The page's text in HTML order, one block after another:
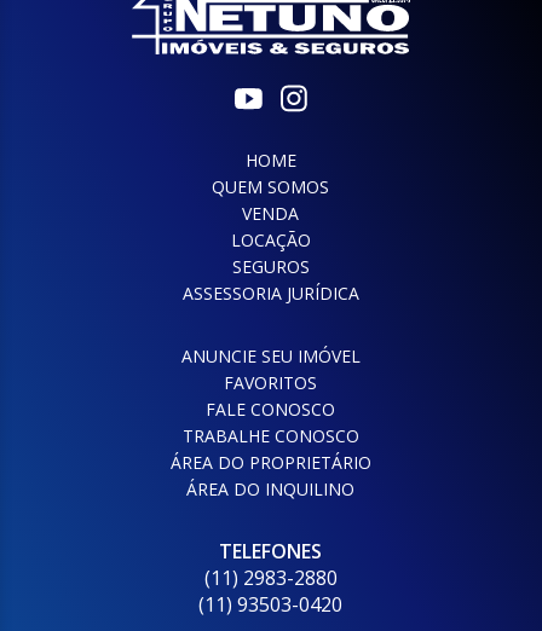
HOME
QUEM SOMOS
VENDA
LOCAÇÃO
SEGUROS
ASSESSORIA JURÍDICA
ANUNCIE SEU IMÓVEL
FAVORITOS
FALE CONOSCO
TRABALHE CONOSCO
ÁREA DO PROPRIETÁRIO
ÁREA DO INQUILINO
TELEFONES
(11) 2983-2880
(11) 93503-0420